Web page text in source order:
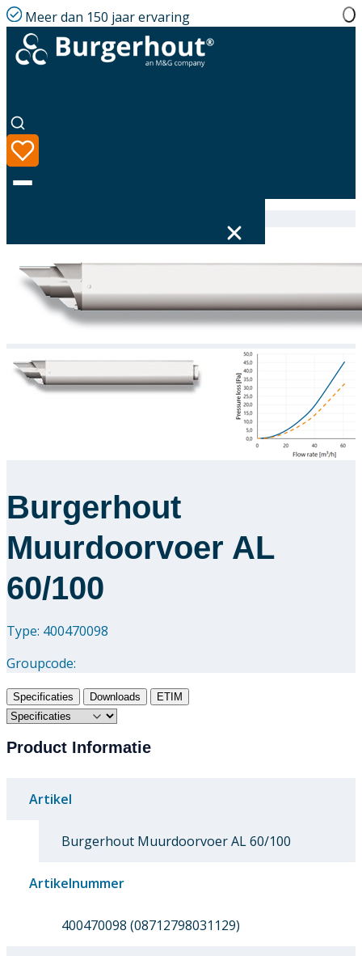
Meer dan 150 jaar ervaring
Taal
Assortiment
Downloads
Contact
Burgerhout
Muurdoorvoer AL
60/100
Type: 400470098
Groupcode:
Specificaties Downloads ETIM
Product Informatie
Artikel
Burgerhout Muurdoorvoer AL 60/100
Artikelnummer
400470098 (08712798031129)